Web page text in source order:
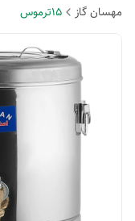
مهسان گاز 15ترموس